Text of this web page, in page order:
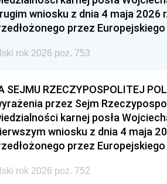
wniosku z dnia 4 maja 2026
przez
rok 2026 poz. 753
SEJMU RZECZYPOSPOLITEJ
przez Sejm
karnej posła
wniosku z dnia 4 maja
przez
rok 2026 poz. 752